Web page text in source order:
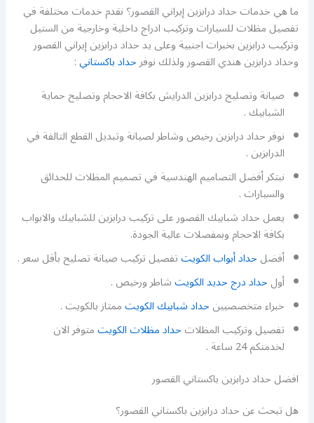
ما هي خدمات حداد درابزين إيراني القصور؟ نقدم خدمات مختلفة في
تفصيل مظلات للسيارات وتركيب ادراج داخلية وخارجية من الستيل
وتركيب درابزين بخبرات اجنبية وعلى يد حداد درابزين إيراني القصور
وحداد درابزين هندي القصور ولذلك نوفرحداد باكستاني:
صيانة وتصليح درابزين الدرايش بكافة الاحجام وتصليح حماية
الشبابيك .
نوفر حداد درابزين رخيص وشاطر لصيانة وتبديل القطع التالفة في
الدرابزين .
نبتكر أفضل التصاميم الهندسية في تصميم المظلات للحدائق
والسيارات .
يعمل حداد شبابيك القصور على تركيب درابزين للشبابيك والابواب
بكافة الاحجام وبمفصلات عالية الجودة.
أفضلحداد أبواب الكويتتفصيل تركيب صيانة تصليح بأقل سعر .
أولحداد درج حديد الكويتشاطر ورخيص .
خبراء متخصصيينحداد شبابيك الكويتممتاز بالكويت .
تفصيل وتركيب المظلاتحداد مظلات الكويتمتوفر الان
لخدمتكم 24 ساعة .
افضل حداد درابزين باكستاني القصور
هل تبحث عن حداد درابزين باكستاني القصور؟